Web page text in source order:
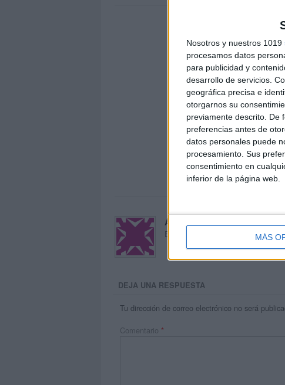
Nosotros y nuestros 1019
procesamos datos
para publicidad y
desarrollo de servicios.
geográfica precisa e
otorgarnos su
previamente descrito. De
preferencias antes de
datos personales puede
procesamiento. Sus
consentimiento en
inferior de la página web.
MÁS
Acerca de María Olivares
El autor no ha proporcionado
DEJA UNA RESPUESTA
Tu dirección de correo electrónico no será
Comentario *